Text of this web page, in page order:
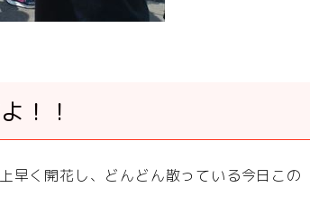
！！
早く開花し、どんどん散っている今日この